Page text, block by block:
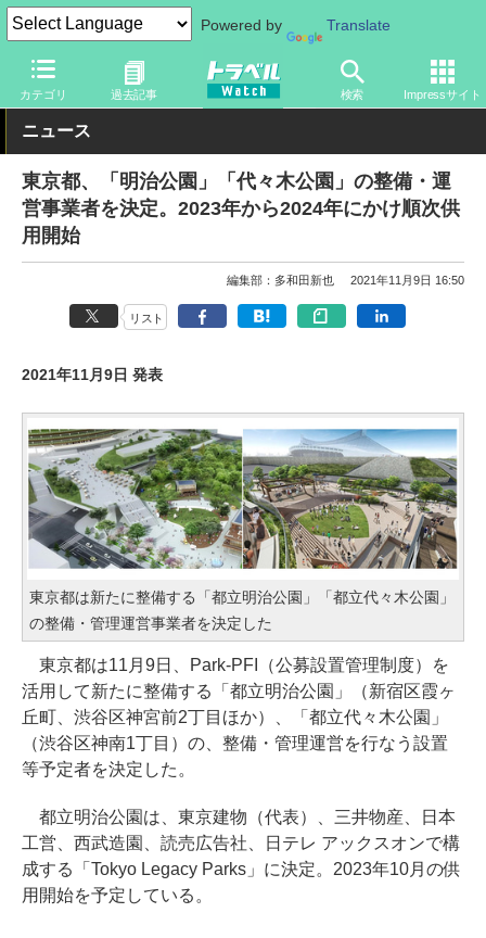
Powered by Translate
カテゴリ 過去記事 検索 Impressサイト
トラベル Watch 地域 国内旅行 東京
ニュース
東京都、「明治公園」「代々木公園」の整備・運
営事業者を決定。2023年から2024年にかけ順次供
用開始
編集部：多和田新也 2021年11月9日 16:50
リスト
2021年11月9日 発表
東京都は新たに整備する「都立明治公園」「都立代々木公園」
の整備・管理運営事業者を決定した
東京都は11月9日、Park-PFI（公募設置管理制度）を
活用して新たに整備する「都立明治公園」（新宿区霞ヶ
丘町、渋谷区神宮前2丁目ほか）、「都立代々木公園」
（渋谷区神南1丁目）の、整備・管理運営を行なう設置
等予定者を決定した。
都立明治公園は、東京建物（代表）、三井物産、日本
工営、西武造園、読売広告社、日テレ アックスオンで構
成する「Tokyo Legacy Parks」に決定。2023年10月の供
用開始を予定している。